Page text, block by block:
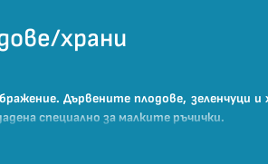
храни
Дървените плодове, зеленчуци
специално за малките ръчички.